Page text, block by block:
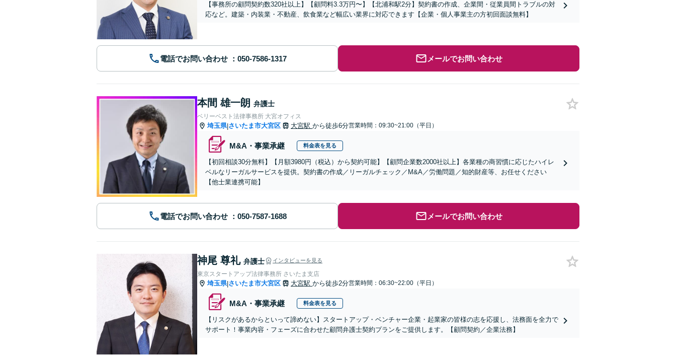
【事務所の顧問契約数320社以上】【顧問料3.3万円〜】【北浦和駅2分】契約書の作成、企業間・従業員間トラブルの対
応など。建築・内装業・不動産、飲食業など幅広い業界に対応できます【企業・個人事業主の方初回面談無料】
電話でお問い合わせ メールでお問い合わせ
本間 雄一朗 弁護士
ベリーベスト法律事務所 大宮オフィス
埼玉県|さいたま市大宮区 大宮駅 から徒歩6分営業時間：09:30~21:00（平日）
M&A・事業承継 料金表を見る
【初回相談30分無料】【月額3980円（税込）から契約可能】【顧問企業数2000社以上】各業種の商習慣に応じたハイレ
ベルなリーガルサービスを提供。契約書の作成／リーガルチェック／M&A／労働問題／知的財産等、お任せください
【他士業連携可能】
電話でお問い合わせ メールでお問い合わせ
神尾 尊礼 弁護士 インタビューを見る
東京スタートアップ法律事務所 さいたま支店
埼玉県|さいたま市大宮区 大宮駅 から徒歩2分営業時間：06:30~22:00（平日）
M&A・事業承継 料金表を見る
【リスクがあるからといって諦めない】スタートアップ・ベンチャー企業・起業家の皆様の志を応援し、法務面を全力で
サポート！事業内容・フェーズに合わせた顧問弁護士契約プランをご提供します。【顧問契約／企業法務】